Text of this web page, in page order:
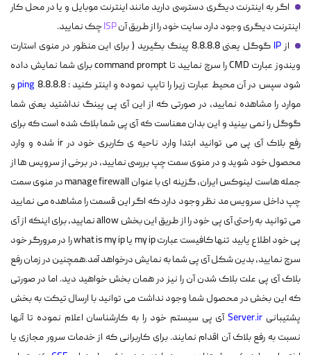
اگر به اینترنت دیگری دسترسی دارید مانند اینترنت موبایل و یا در محل کار
اینترنت دیگری وجود دارد سایت خود را از طریق آنISPچک نمایید.
ازIP
گوگل یعنی 8.8.8.8 پینگ بگیرید ( برای این منظور در منوی استارت
ویندوز عبارت CMD را سرچ نمایید تا command prompt برای شما نمایش داده
شود سپس در آن محیط عبارت زیرا را تایپ نموده و اینتر کنید :
ping8.8.8.8 و
موارد را مشاهده نمایید، در صورتی که از این آی پی پینگ نداشتید یعنی شما
گوگل را نمی بینید و این بدان معناست که آی پی شما بلاک شده است که برای
رفع بلاک آی پی می توانید ابتدا وارد ناحیه ی کاربری خود در ir شده و وارد
محصول خود شوید و در منوی سمت چپ بررسی نمایید، در برخی از سرویس ها از
جمله هاست لینوکس ایران، گزینه ای با عنوان manage firewall در منوی سمت
چپ داخل سرویس مد نظر وجود دارد که اگر این قسمت را مشاهده می نمایید
می توانید به راحتی آی پی خود را از طریق این بخش allow نمایید، برای اینکه از آی
پی خود اطلاع یابید تنها کافیست عبارت my ip یا what is my ip را در مرورگر خود
سرچ نمایید، بدین شکل آی پی شما به نمایش درخواهد آمد.همچنین در زمان رفع
بلاک آی پی علت بلاک شدن آن را نیز در همان بخش خواهید دید. اما در صورتی
که این بخش در محصول شما وجود نداشت می توانید با ارسال تیکت به بخش
پشتیبانی Server.irآی پی سیستم خود را به کارشناسان اعلام نموده تا آنها
نسبت به رفع بلاک آن اقدام نمایند. برای کاربرانی که از خدمات سرور مجازی یا